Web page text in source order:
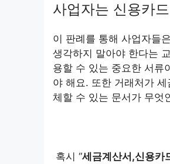
사업자는 신용카
이 판례를 통해 사업자들
생각하지 말아야 한다는
용할 수 있는 중요한 서류
야 해요. 또한 거래처가
체할 수 있는 문서가 무엇
혹시 “세금계산서,신용카